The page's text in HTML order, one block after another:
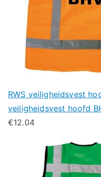
RWS veiligheidsvest
veiligheidsvest hoofd
€12.04